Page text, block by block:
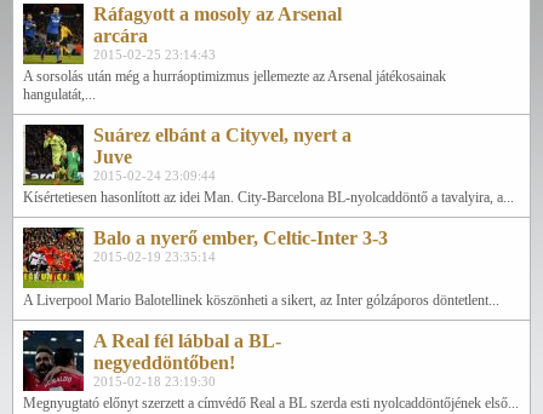
Ráfagyott a mosoly az Arsenal
arcára
2015-02-25 23:14:43
A sorsolás után még a hurráoptimizmus jellemezte az Arsenal játékosainak
hangulatát,...
Suárez elbánt a Cityvel, nyert a
Juve
2015-02-24 23:09:44
Kísértetiesen hasonlított az idei Man. City-Barcelona BL-nyolcaddöntő a tavalyira, a...
Balo a nyerő ember, Celtic-Inter 3-3
2015-02-19 23:35:14
A Liverpool Mario Balotellinek köszönheti a sikert, az Inter gólzáporos döntetlent...
A Real fél lábbal a BL-
negyeddöntőben!
2015-02-18 23:19:30
Megnyugtató előnyt szerzett a címvédő Real a BL szerda esti nyolcaddöntőjének első...